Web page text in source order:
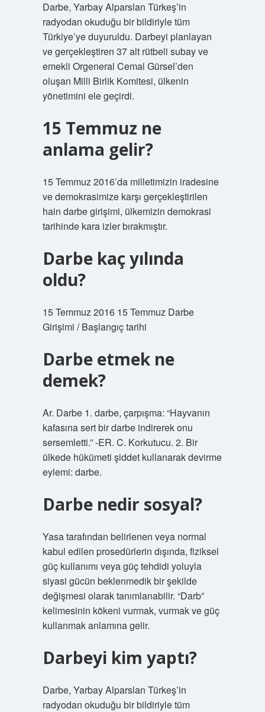
Darbe, Yarbay Alparslan Türkeş’in
radyodan okuduğu bir bildiriyle tüm
Türkiye’ye duyuruldu. Darbeyi planlayan
ve gerçekleştiren 37 alt rütbeli subay ve
emekli Orgeneral Cemal Gürsel’den
oluşan Milli Birlik Komitesi, ülkenin
yönetimini ele geçirdi.
15 Temmuz ne
anlama gelir?
15 Temmuz 2016’da milletimizin iradesine
ve demokrasimize karşı gerçekleştirilen
hain darbe girişimi, ülkemizin demokrasi
tarihinde kara izler bırakmıştır.
Darbe kaç yılında
oldu?
15 Temmuz 2016 15 Temmuz Darbe
Girişimi / Başlangıç ​​tarihi
Darbe etmek ne
demek?
Ar. Darbe 1. darbe, çarpışma: “Hayvanın
kafasına sert bir darbe indirerek onu
sersemletti.” -ER. C. Korkutucu. 2. Bir
ülkede hükümeti şiddet kullanarak devirme
eylemi: darbe.
Darbe nedir sosyal?
Yasa tarafından belirlenen veya normal
kabul edilen prosedürlerin dışında, fiziksel
güç kullanımı veya güç tehdidi yoluyla
siyasi gücün beklenmedik bir şekilde
değişmesi olarak tanımlanabilir. “Darb”
kelimesinin kökeni vurmak, vurmak ve güç
kullanmak anlamına gelir.
Darbeyi kim yaptı?
Darbe, Yarbay Alparslan Türkeş’in
radyodan okuduğu bir bildiriyle tüm